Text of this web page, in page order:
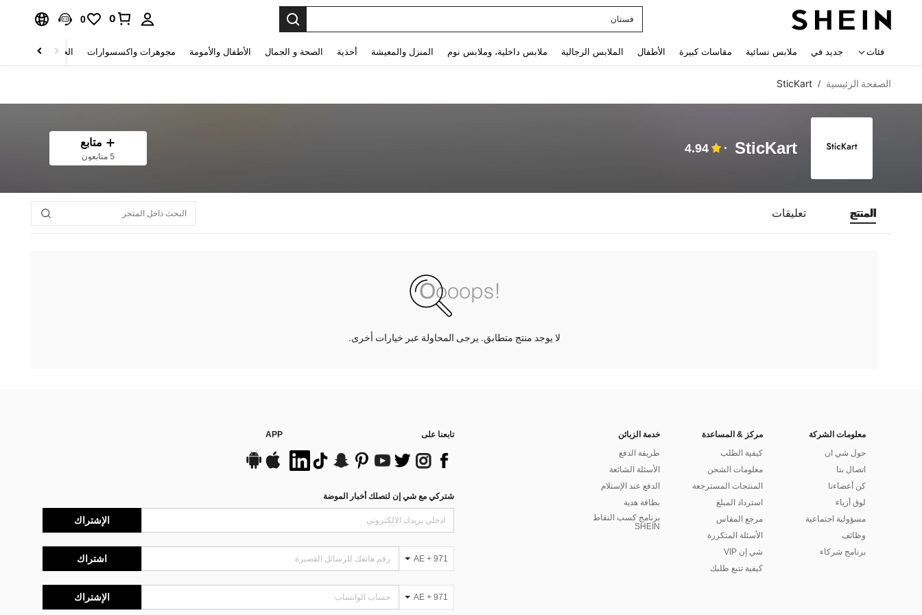
فستان
0
0
فئات جديد في ملابس نسائية مقاسات كبيرة الأطفال الملابس الرجالية ملابس داخلية، وملابس نوم المنزل والمعيشة أحذية الصحة و الجمال الأطفال والأمومة مجوهرات واكسسوارات الحقائب والأمتعة
الصفحة الرئيسية /
SticKart
SticKart
4.94 متابع
5 متابعون
المنتج تعليقات
لا يوجد منتج متطابق. يرجى المحاولة عبر خيارات أخرى.
معلومات الشركة
حول شي ان
اتصال بنا
كن أعضاءنا
لوق أزياء
مسؤولية اجتماعية
وظائف
برنامج شركاء
مركز & المساعدة
كيفية الطلب
معلومات الشحن
المنتجات المسترجعة
استرداد المبلغ
مرجع المقاس
الأسئلة المتكررة
شي إن VIP
كيفية تتبع طلبك
خدمة الزبائن
طريقة الدفع
الأسئلة الشائعة
الدفع عند الإستلام
بطاقة هدية
برنامج كسب النقاط
SHEIN
تابعنا على APP
شتركي مع شي إن لتصلك أخبار الموضة
الإشتراك
AE + 971 اشتراك
AE + 971 الإشتراك